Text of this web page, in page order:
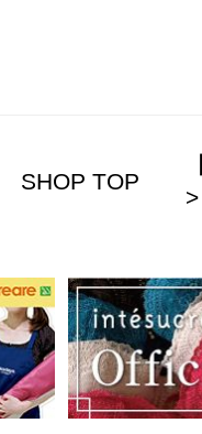
SHOP TOP
>